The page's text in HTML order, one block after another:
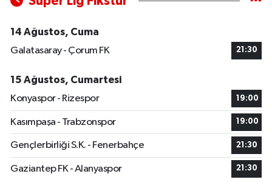
14 Ağustos, Cuma
Galatasaray - Çorum FK
21:30
15 Ağustos, Cumartesi
Konyaspor - Rizespor
19:00
Kasımpaşa - Trabzonspor 19:00
Gençlerbirliği S.K. - Fenerbahçe 21:30
Gaziantep FK - Alanyaspor 21:30